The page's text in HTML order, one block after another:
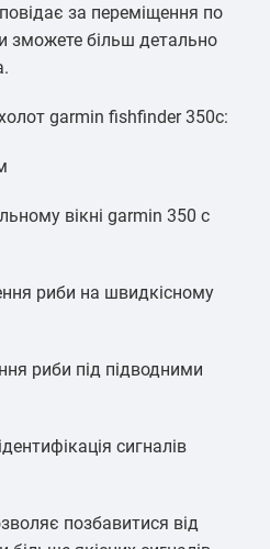
за переміщення по
зможете більш детально
garmin fishfinder 350c:
вікні garmin 350 c
риби на швидкісному
риби під підводними
сигналів
позбавитися від